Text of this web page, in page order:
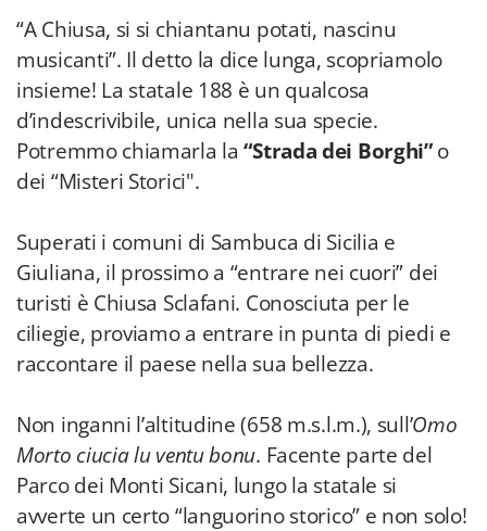
“A Chiusa, si si chiantanu potati, nascinu
musicanti”. Il detto la dice lunga, scopriamolo
insieme! La statale 188 è un qualcosa
d’indescrivibile, unica nella sua specie.
Potremmo chiamarla la “Strada dei Borghi”o
dei “Misteri Storici".
Superati i comuni di Sambuca di Sicilia e
Giuliana, il prossimo a “entrare nei cuori” dei
turisti è Chiusa Sclafani. Conosciuta per le
ciliegie, proviamo a entrare in punta di piedi e
raccontare il paese nella sua bellezza.
Non inganni l’altitudine (658 m.s.l.m.), sull’Omo
Morto ciucia lu ventu bonu. Facente parte del
Parco dei Monti Sicani, lungo la statale si
avverte un certo “languorino storico” e non solo!